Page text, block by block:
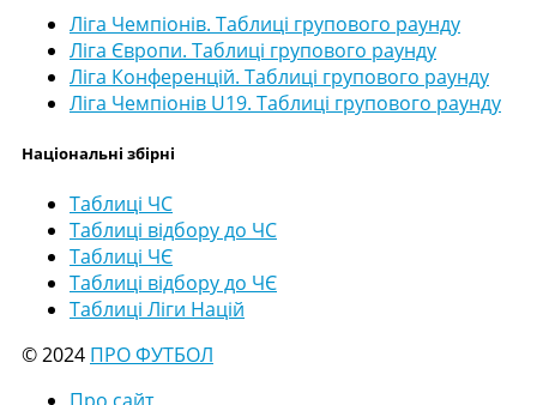
Ліга Чемпіонів. Таблиці групового раунду
Ліга Європи. Таблиці групового раунду
Ліга Конференцій. Таблиці групового раунду
Ліга Чемпіонів U19. Таблиці групового раунду
Національні збірні
Таблиці ЧС
Таблиці відбору до ЧС
Таблиці ЧЄ
Таблиці відбору до ЧЄ
Таблиці Ліги Націй
© 2024 ПРО ФУТБОЛ